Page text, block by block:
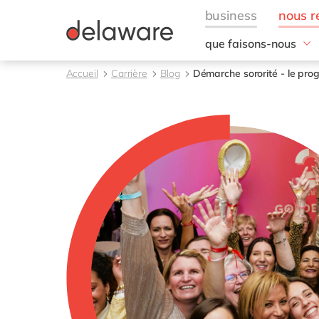
que faisons-nous
Nos domaines
Projets
Accueil Carrière Blog Démarche sororité - le